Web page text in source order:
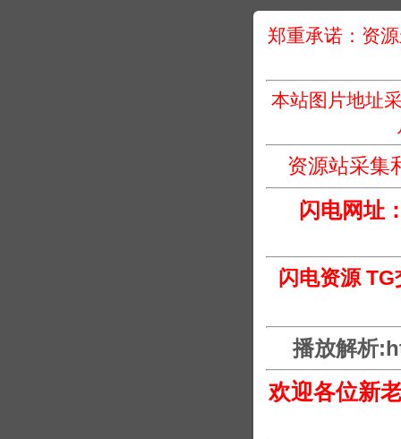
郑重承诺：资
本站图片地址
资源站采集
闪电网址
闪电资源 TG
播放解析
欢迎各位新